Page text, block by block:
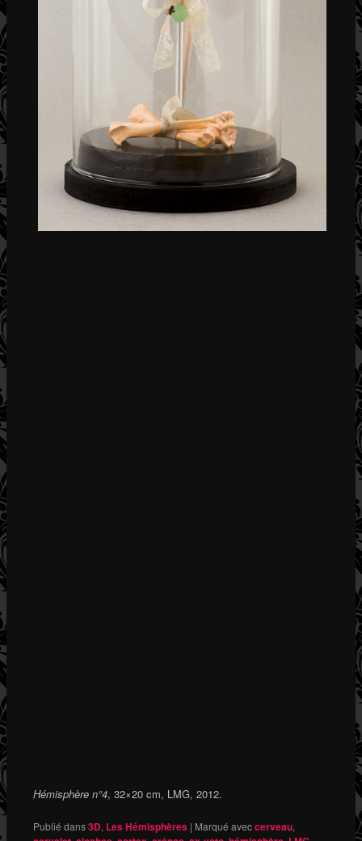
Hémisphère n°4, 32×20 cm, LMG, 2012.
Publié dans3D, Les Hémisphères | Marqué aveccerveau,